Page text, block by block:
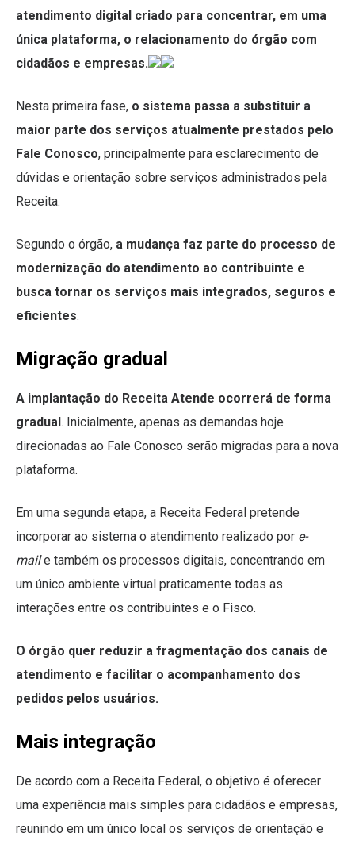
atendimento digital criado para concentrar, em uma
única plataforma, o relacionamento do órgão com
cidadãos e empresas.
Nesta primeira fase, o sistema passa a substituir a
maior parte dos serviços atualmente prestados pelo
Fale Conosco, principalmente para esclarecimento de
dúvidas e orientação sobre serviços administrados pela
Receita.
Segundo o órgão, a mudança faz parte do processo de
modernização do atendimento ao contribuinte e
busca tornar os serviços mais integrados, seguros e
eficientes.
Migração gradual
A implantação do Receita Atende ocorrerá de forma
gradual. Inicialmente, apenas as demandas hoje
direcionadas ao Fale Conosco serão migradas para a nova
plataforma.
Em uma segunda etapa, a Receita Federal pretende
incorporar ao sistema o atendimento realizado por e-
maile também os processos digitais, concentrando em
um único ambiente virtual praticamente todas as
interações entre os contribuintes e o Fisco.
O órgão quer reduzir a fragmentação dos canais de
atendimento e facilitar o acompanhamento dos
pedidos pelos usuários.
Mais integração
De acordo com a Receita Federal, o objetivo é oferecer
uma experiência mais simples para cidadãos e empresas,
reunindo em um único local os serviços de orientação e